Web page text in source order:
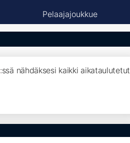
Pelaajajoukkue
:ssä nähdäksesi kaikki aikataulutetut